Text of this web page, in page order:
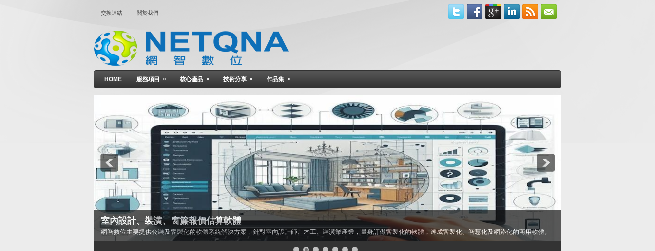
交換連結 關於我們
HOME 服務項目 » 核心產品 » 技術分享 » 作品集 »
室內設計、裝潢、窗簾報價估算軟體
網智數位主要提供套裝及客製化的軟體系統解決方案，針對室內設計師、木工、裝潢業產業，量身訂做客製化的軟體，達成客製化、智慧化及網路化的商用軟體。